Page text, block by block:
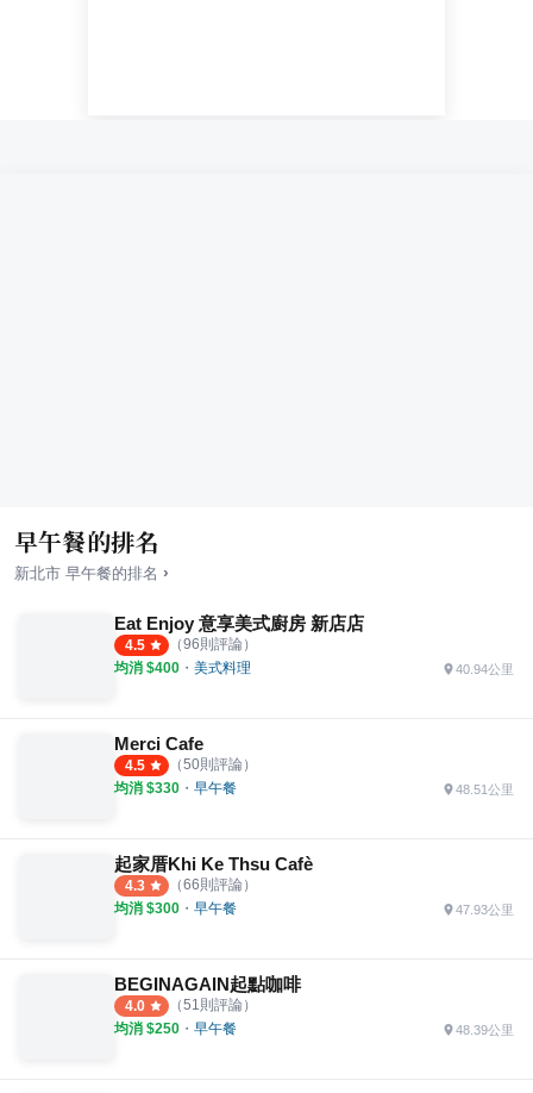
早午餐的排名
新北市 早午餐的排名 ›
Eat Enjoy 意享美式廚房 新店店
4.5 （96則評論）
均消 $400 ・ 美式料理 40.94公里
Merci Cafe
4.5 （50則評論）
均消 $330 ・ 早午餐 48.51公里
起家厝Khi Ke Thsu Cafè
4.3 （66則評論）
均消 $300 ・ 早午餐 47.93公里
BEGINAGAIN起點咖啡
4.0 （51則評論）
均消 $250 ・ 早午餐 48.39公里